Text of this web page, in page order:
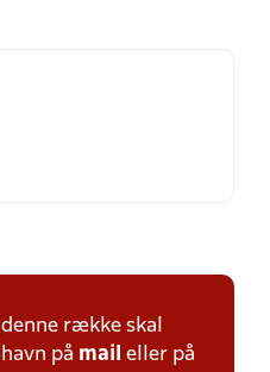
række skal
på mail eller på